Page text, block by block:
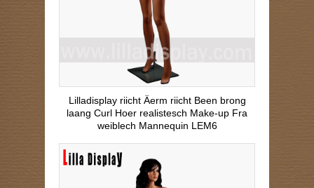
Lilladisplay riicht Äerm riicht Been brong
laang Curl Hoer realistesch Make-up Fra
weiblech Mannequin LEM6